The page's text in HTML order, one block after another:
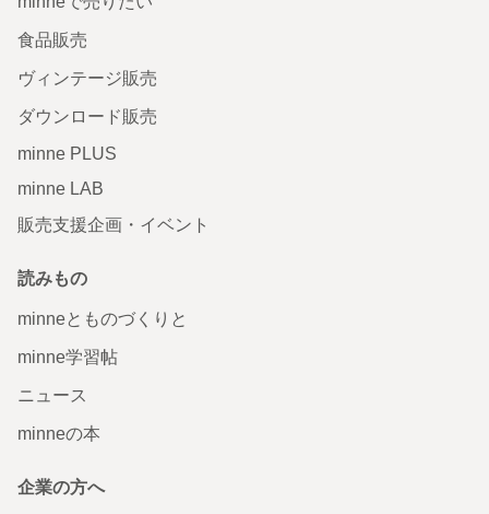
食品販売
ヴィンテージ販売
ダウンロード販売
minne PLUS
minne LAB
販売支援企画・イベント
読みもの
minneとものづくりと
minne学習帖
ニュース
minneの本
企業の方へ